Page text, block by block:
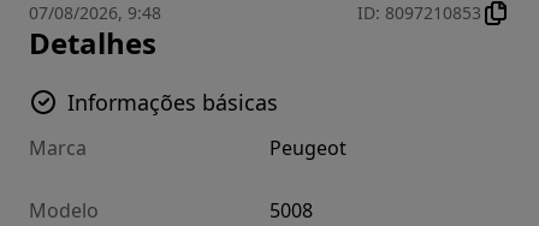
07/08/2026, 9:48 ID: 8097210853
Detalhes
Informações básicas
Marca Peugeot
Modelo 5008